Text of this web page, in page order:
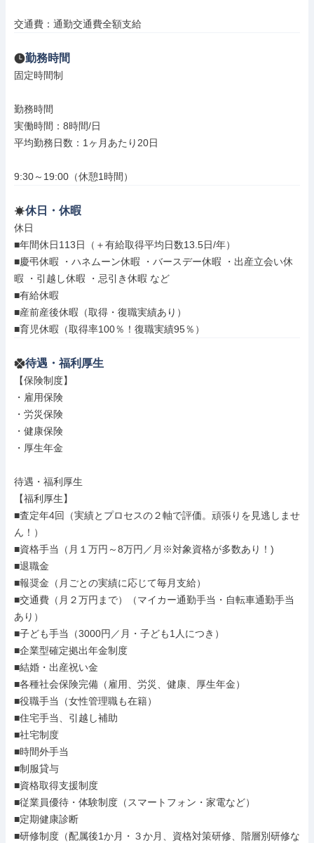
交通費：通勤交通費全額支給
勤務時間
固定時間制
勤務時間
実働時間：8時間/日
平均勤務日数：1ヶ月あたり20日
9:30～19:00（休憩1時間）
休日・休暇
休日
■年間休日113日（＋有給取得平均日数13.5日/年）
■慶弔休暇 ・ハネムーン休暇 ・バースデー休暇 ・出産立会い休
暇 ・引越し休暇 ・忌引き休暇 など
■有給休暇
■産前産後休暇（取得・復職実績あり）
■育児休暇（取得率100％！復職実績95％）
待遇・福利厚生
【保険制度】
・雇用保険
・労災保険
・健康保険
・厚生年金
待遇・福利厚生
【福利厚生】
■査定年4回（実績とプロセスの２軸で評価。頑張りを見逃しませ
ん！）
■資格手当（月１万円～8万円／月※対象資格が多数あり！)
■退職金
■報奨金（月ごとの実績に応じて毎月支給）
■交通費（月２万円まで）（マイカー通勤手当・自転車通勤手当
あり）
■子ども手当（3000円／月・子ども1人につき）
■企業型確定拠出年金制度
■結婚・出産祝い金
■各種社会保険完備（雇用、労災、健康、厚生年金）
■役職手当（女性管理職も在籍）
■住宅手当、引越し補助
■社宅制度
■時間外手当
■制服貸与
■資格取得支援制度
■従業員優待・体験制度（スマートフォン・家電など）
■定期健康診断
■研修制度（配属後1か月・３か月、資格対策研修、階層別研修な